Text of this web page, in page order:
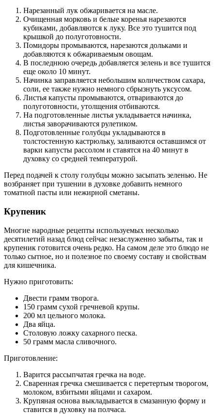
Нарезанный лук обжаривается на масле.
Очищенная морковь и белые коренья нарезаются
кубиками, добавляются к луку. Все это тушится под
крышкой до полуготовности.
Помидоры промываются, нарезаются дольками и
добавляются к обжариваемым овощам.
В последнюю очередь добавляется зелень и все тушится
еще около 10 минут.
Начинка заправляется небольшим количеством сахара,
соли, ее также нужно немного сбрызнуть уксусом.
Листья капусты промываются, отвариваются до
полуготовности, утолщения отбиваются.
На подготовленные листья укладывается начинка,
листья заворачиваются рулетиком.
Подготовленные голубцы укладываются в
толстостенную кастрюльку, заливаются оставшимся от
варки капусты рассолом и ставятся на 40 минут в
духовку со средней температурой.
Перед подачей к столу голубцы можно засыпать зеленью. Не
возбраняет при тушении в духовке добавить немного
томатной пасты или нежирной сметаны.
Крупеник
Многие народные рецепты используемых несколько
десятилетий назад блюд сейчас незаслуженно забыты, так и
крупеник готовится очень редко. На самом деле это блюдо не
только сытное, но и полезное по своему составу и свойствам
для кишечника.
Нужно приготовить:
Двести грамм творога.
150 грамм сухой гречневой крупы.
200 мл цельного молока.
Два яйца.
Столовую ложку сахарного песка.
50 грамм масла сливочного.
Приготовление:
Варится рассыпчатая гречка на воде.
Сваренная гречка смешивается с перетертым творогом,
молоком, взбитыми яйцами и сахаром.
Крупяная основа выкладывается в смазанную форму и
ставится в духовку на полчаса.